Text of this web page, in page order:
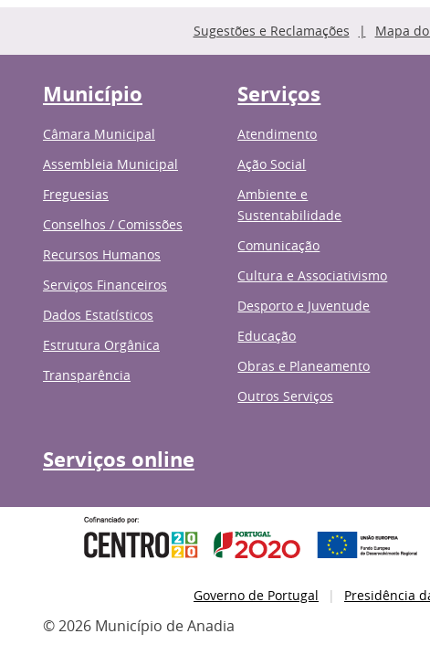
Sugestões e Reclamações Mapa
Município
Câmara Municipal
Assembleia Municipal
Freguesias
Conselhos / Comissões
Recursos Humanos
Serviços Financeiros
Dados Estatísticos
Estrutura Orgânica
Transparência
Serviços
Atendimento
Ação Social
Ambiente e
Sustentabilidade
Comunicação
Cultura e Associativismo
Desporto e Juventude
Educação
Obras e Planeamento
Outros Serviços
Serviços online
Governo de Portugal Presidência
© 2026 Município de Anadia